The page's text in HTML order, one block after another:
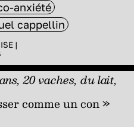
anxiété
cappellin
|
20 vaches, du lait,
comme un con »